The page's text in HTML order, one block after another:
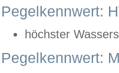
Pegelkennwert:
höchster
Pegelkennwert: